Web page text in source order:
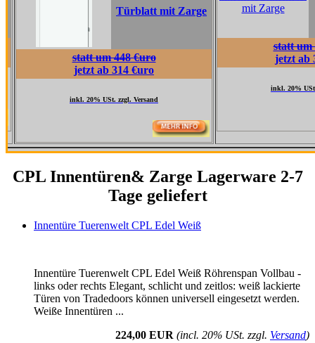
Türblatt mit Zarge
statt um 448 €uro
jetzt ab 314 €uro
inkl. 20% USt. zzgl. Versand
statt um 517
jetzt ab 362 €uro
inkl. 20% USt. zzgl.
CPL Innentüren& Zarge Lagerware 2-7
Tage geliefert
Innentüre Tuerenwelt CPL Edel Weiß
Innentüre Tuerenwelt CPL Edel Weiß Röhrenspan Vollbau -
links oder rechts Elegant, schlicht und zeitlos: weiß lackierte
Türen von Tradedoors können universell eingesetzt werden.
Weiße Innentüren ...
224,00 EUR (incl. 20% USt. zzgl. Versand)